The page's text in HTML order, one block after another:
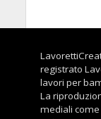
registrato
lavori per
La
mediali